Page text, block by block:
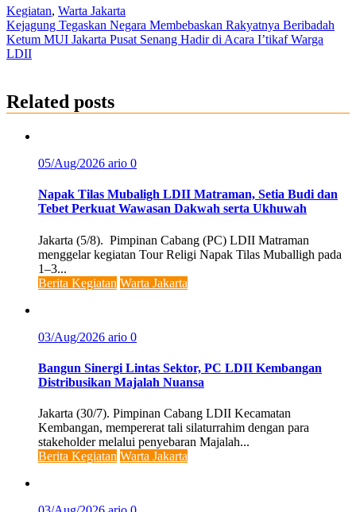
Kegiatan, Warta Jakarta
Post
navigation
Kejagung Tegaskan Negara Membebaskan Rakyatnya Beribadah
Ketum MUI Jakarta Pusat Senang Hadir di Acara I’tikaf Warga
LDII
Related posts
05/Aug/2026 ario 0
Napak Tilas Mubaligh LDII Matraman, Setia Budi dan
Tebet Perkuat Wawasan Dakwah serta Ukhuwah
Jakarta (5/8). Pimpinan Cabang (PC) LDII Matraman
menggelar kegiatan Tour Religi Napak Tilas Muballigh pada
1–3...
Berita Kegiatan Warta Jakarta
03/Aug/2026 ario 0
Bangun Sinergi Lintas Sektor, PC LDII Kembangan
Distribusikan Majalah Nuansa
Jakarta (30/7). Pimpinan Cabang LDII Kecamatan
Kembangan, mempererat tali silaturrahim dengan para
stakeholder melalui penyebaran Majalah...
Berita Kegiatan Warta Jakarta